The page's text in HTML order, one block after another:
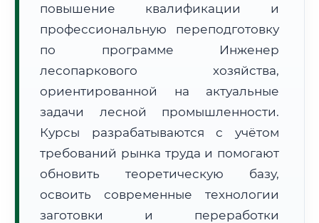
🗺️ Зона обслуживания: г. Витебск
Расчет логистики оригиналов:
• Маршрут транзита:
~3 272 км
• Экспресс-доставка СДЭК / Почтой: 5–7 рабочих дней
повышение квалификации и
профессиональную переподготовку
по программе Инженер
лесопаркового хозяйства,
ориентированной на актуальные
задачи лесной промышленности.
Курсы разрабатываются с учётом
требований рынка труда и помогают
обновить теоретическую базу,
освоить современные технологии
заготовки и переработки